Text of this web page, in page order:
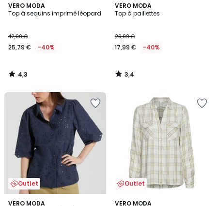
VERO MODA
Top à sequins imprimé léopard
42,99 €
25,79 € -40%
4,3
/ 5
4,3
/
VERO MODA
Top à paillettes
29,99 €
17,99 € -40%
3,4
/ 5
3,4
/
Outlet
VERO MODA
4,8
Outlet
VERO MODA
5
2